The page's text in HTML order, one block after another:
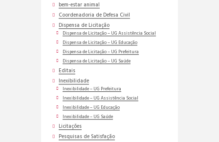
bem-estar animal
Coordenadoria de Defesa Civil
Dispensa de Licitação
Dispensa de Licitação – UG Assistência Social
Dispensa de Licitação – UG Educação
Dispensa de Licitação – UG Prefeitura
Dispensa de Licitação – UG Saúde
Editais
Inexibilidade
Inexibilidade – UG Prefeitura
Inexibilidade – UG Assistência Social
Inexibilidade – UG Educação
Inexibilidade – UG Saúde
Licitações
Pesquisas de Satisfação